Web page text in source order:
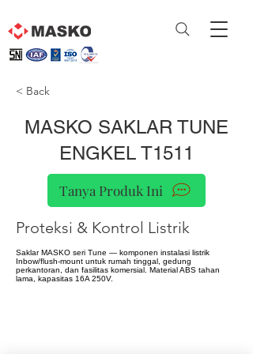
< Back
MASKO SAKLAR TUNE
ENGKEL T1511
Tanya Produk Ini
Proteksi & Kontrol Listrik
Saklar MASKO seri Tune — komponen instalasi listrik
Inbow/flush-mount untuk rumah tinggal, gedung
perkantoran, dan fasilitas komersial. Material ABS tahan
lama, kapasitas 16A 250V.